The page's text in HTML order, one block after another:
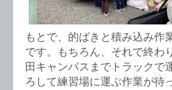
もとで、的ばきと積み込み作
です。もちろん、それで終わ
田キャンパスまでトラックで
ろして練習場に運ぶ作業が待